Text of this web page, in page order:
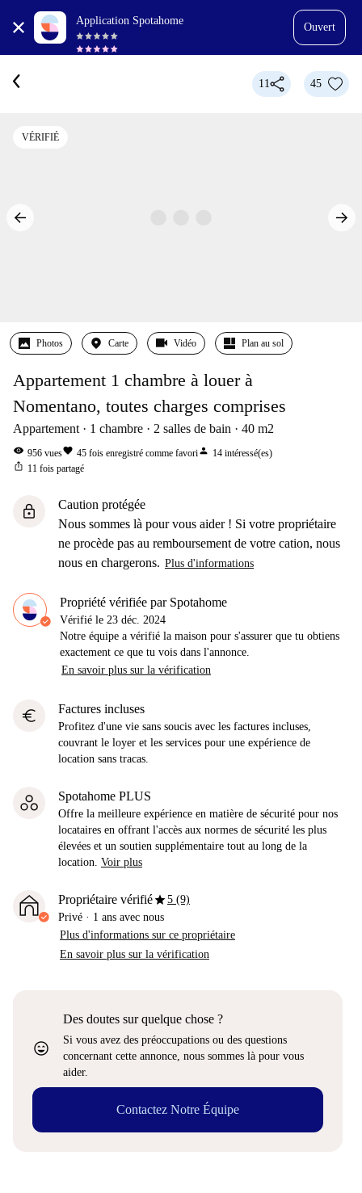
Application Spotahome
Ouvert
11 45
VÉRIFIÉ
Photos Carte Vidéo Plan au sol
Appartement 1 chambre à louer à
Nomentano, toutes charges comprises
Appartement 1 chambre 2 salles de bain 40 m2
visibility 956 vuesfavorite 45 fois enregistré comme favoriperson 14 intéressé(es)
ios_share 11 fois partagé
lock
Caution protégée
Nous sommes là pour vous aider ! Si votre propriétaire
ne procède pas au remboursement de votre cation, nous
nous en chargerons. Plus d'informations
Propriété vérifiée par Spotahome
Vérifié le 23 déc. 2024
Notre équipe a vérifié la maison pour s'assurer que tu obtiens
exactement ce que tu vois dans l'annonce.
En savoir plus sur la vérification
euro Factures incluses
Profitez d'une vie sans soucis avec les factures incluses,
couvrant le loyer et les services pour une expérience de
location sans tracas.
Spotahome PLUS
Offre la meilleure expérience en matière de sécurité pour nos
locataires en offrant l'accès aux normes de sécurité les plus
élevées et un soutien supplémentaire tout au long de la
location. Voir plus
Propriétaire vérifiéstar5 (9)
Privé · 1 ans avec nous
Plus d'informations sur ce propriétaire
En savoir plus sur la vérification
sentiment_very_satisfied
Des doutes sur quelque chose ?
Si vous avez des préoccupations ou des questions
concernant cette annonce, nous sommes là pour vous
aider.
Contactez Notre Équipe